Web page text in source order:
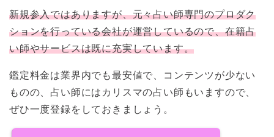
新規参入ではありますが、元々占い師専門のプロダク
ションを行っている会社が運営しているので、在籍占
い師やサービスは既に充実しています。
鑑定料金は業界内でも最安値で、コンテンツが少ない
ものの、占い師にはカリスマの占い師もいますので、
ぜひ一度登録をしておきましょう。